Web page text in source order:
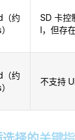
约
SD 卡控
I，但存
约
不支持